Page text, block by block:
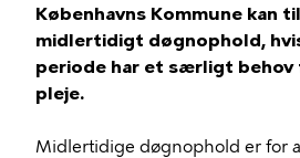
Københavns Kommune kan
midlertidigt døgnophold,
periode har et særligt behov
pleje.
Midlertidige døgnophold er for